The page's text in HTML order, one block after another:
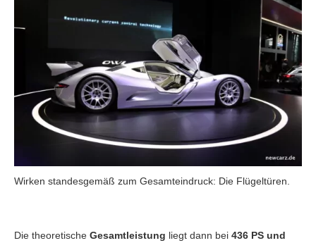
Wirken standesgemäß zum Gesamteindruck: Die Flügeltüren.
Die theoretische Gesamtleistung liegt dann bei 436 PS und